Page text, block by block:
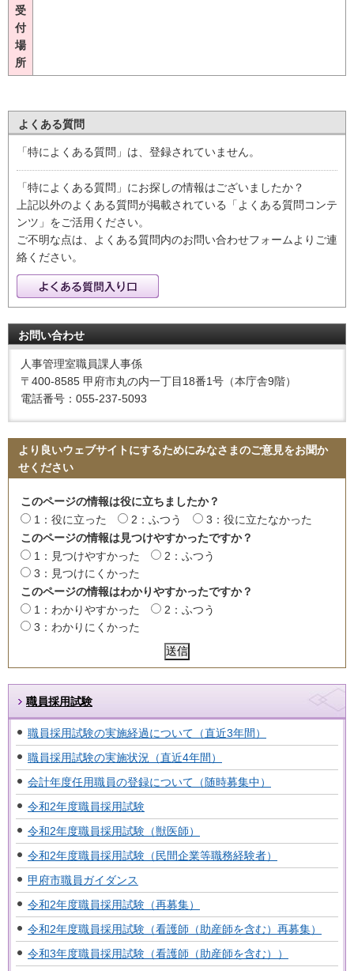
受
付
場
所
よくある質問
「特によくある質問」は、登録されていません。
「特によくある質問」にお探しの情報はございましたか？
上記以外のよくある質問が掲載されている「よくある質問コンテ
ンツ」をご活用ください。
ご不明な点は、よくある質問内のお問い合わせフォームよりご連
絡ください。
お問い合わせ
人事管理室職員課人事係
〒400-8585 甲府市丸の内一丁目18番1号（本庁舎9階）
電話番号：055-237-5093
より良いウェブサイトにするためにみなさまのご意見をお聞か
せください
このページの情報は役に立ちましたか？
1：役に立った
2：ふつう
3：役に立たなかった
このページの情報は見つけやすかったですか？
1：見つけやすかった
2：ふつう
3：見つけにくかった
このページの情報はわかりやすかったですか？
1：わかりやすかった
2：ふつう
3：わかりにくかった
職員採用試験
職員採用試験の実施経過について（直近3年間）
職員採用試験の実施状況（直近4年間）
会計年度任用職員の登録について（随時募集中）
令和2年度職員採用試験
令和2年度職員採用試験（獣医師）
令和2年度職員採用試験（民間企業等職務経験者）
甲府市職員ガイダンス
令和2年度職員採用試験（再募集）
令和2年度職員採用試験（看護師（助産師を含む）再募集）
令和3年度職員採用試験（看護師（助産師を含む））